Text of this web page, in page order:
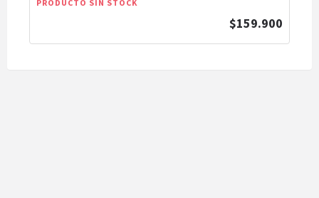
PRODUCTO SIN STOCK
$159.900